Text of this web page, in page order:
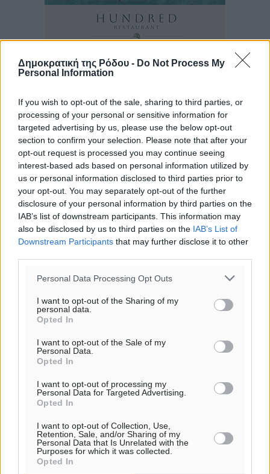
Δημοκρατική της Ρόδου - Do Not Process My
Personal Information
If you wish to opt-out of the sale, sharing to third parties, or
processing of your personal or sensitive information for
targeted advertising by us, please use the below opt-out
section to confirm your selection. Please note that after your
opt-out request is processed you may continue seeing
interest-based ads based on personal information utilized by
us or personal information disclosed to third parties prior to
your opt-out. You may separately opt-out of the further
disclosure of your personal information by third parties on the
IAB’s list of downstream participants. This information may
also be disclosed by us to third parties on the IAB’s List of
Downstream Participants that may further disclose it to other
Personal Data Processing Opt Outs
I want to opt-out of the Sharing of my
personal data.
Opted In
I want to opt-out of the Sale of my
Personal Data.
Opted In
I want to opt-out of processing my
Personal Data for Targeted Advertising.
Opted In
I want to opt-out of Collection, Use,
Retention, Sale, and/or Sharing of my
Personal Data that Is Unrelated with the
Purposes for which it was collected.
Opted In
Γ’ Εθνική Κατηγορία: Οι ημερομηνίες των
αγωνιστικών της κανονικής περιόδου
Αθλητικά• πριν 3 ώρες
πελατών
Τοπικές Ειδήσεις• πριν 3 ώρες